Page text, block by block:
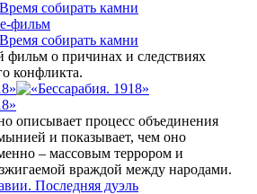
собирать камни
собирать камни
фильм о причинах и следствиях
конфликта.
описывает процесс объединения
и показывает, чем оно
– массовым террором и
враждой между народами.
Последняя дуэль